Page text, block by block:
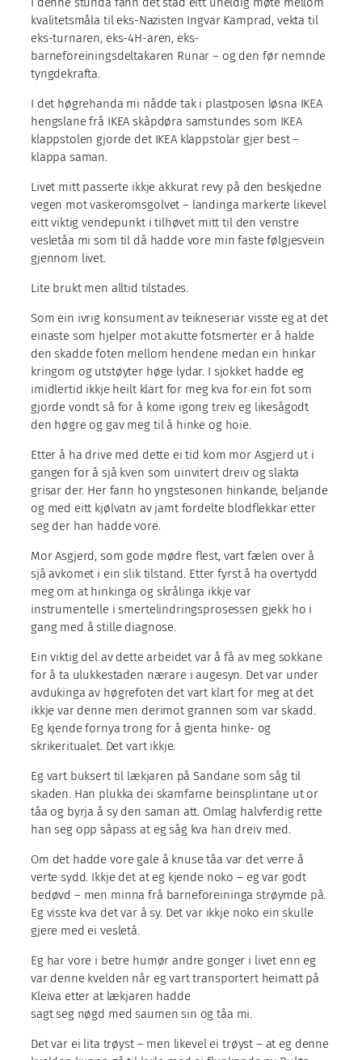
kvalitetsmåla til eks-Nazisten Ingvar Kamprad, vekta til
eks-turnaren, eks-4H-aren, eks-
barneforeiningsdeltakaren Runar – og den før nemnde
tyngdekrafta.
I det høgrehanda mi nådde tak i plastposen løsna IKEA
hengslane frå IKEA skåpdøra samstundes som IKEA
klappstolen gjorde det IKEA klappstolar gjer best –
klappa saman.
Livet mitt passerte ikkje akkurat revy på den beskjedne
vegen mot vaskeromsgolvet – landinga markerte likevel
eitt viktig vendepunkt i tilhøvet mitt til den venstre
vesletåa mi som til då hadde vore min faste følgjesvein
gjennom livet.
Lite brukt men alltid tilstades.
Som ein ivrig konsument av teikneseriar visste eg at det
einaste som hjelper mot akutte fotsmerter er å halde
den skadde foten mellom hendene medan ein hinkar
kringom og utstøyter høge lydar. I sjokket hadde eg
imidlertid ikkje heilt klart for meg kva for ein fot som
gjorde vondt så for å kome igong treiv eg likesågodt
den høgre og gav meg til å hinke og hoie.
Etter å ha drive med dette ei tid kom mor Asgjerd ut i
gangen for å sjå kven som uinvitert dreiv og slakta
grisar der. Her fann ho yngstesonen hinkande, beljande
og med eitt kjølvatn av jamt fordelte blodflekkar etter
seg der han hadde vore.
Mor Asgjerd, som gode mødre flest, vart fælen over å
sjå avkomet i ein slik tilstand. Etter fyrst å ha overtydd
meg om at hinkinga og skrålinga ikkje var
instrumentelle i smertelindringsprosessen gjekk ho i
gang med å stille diagnose.
Ein viktig del av dette arbeidet var å få av meg sokkane
for å ta ulukkestaden nærare i augesyn. Det var under
avdukinga av høgrefoten det vart klart for meg at det
ikkje var denne men derimot grannen som var skadd.
Eg kjende fornya trong for å gjenta hinke- og
skrikeritualet. Det vart ikkje.
Eg vart buksert til lækjaren på Sandane som såg til
skaden. Han plukka dei skamfarne beinsplintane ut or
tåa og byrja å sy den saman att. Omlag halvferdig rette
han seg opp såpass at eg såg kva han dreiv med.
Om det hadde vore gale å knuse tåa var det verre å
verte sydd. Ikkje det at eg kjende noko – eg var godt
bedøvd – men minna frå barneforeininga strøymde på.
Eg visste kva det var å sy. Det var ikkje noko ein skulle
gjere med ei vesletå.
Eg har vore i betre humør andre gonger i livet enn eg
var denne kvelden når eg vart transportert heimatt på
Kleiva etter at lækjaren hadde
sagt seg nøgd med saumen sin og tåa mi.
Det var ei lita trøyst – men likevel ei trøyst – at eg denne